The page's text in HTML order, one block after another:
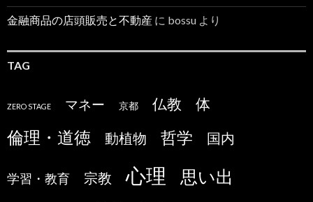
金融商品の店頭販売と不動産 に bossu より
TAG
ZERO STAGE マネー 京都 仏教 体
倫理・道徳 動植物 哲学 国内
学習・教育 宗教 心理 思い出